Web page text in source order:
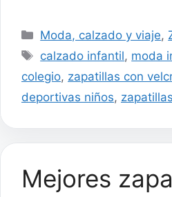
Categorías
Moda, calzado y viaje,
Etiquetas
calzado infantil, moda
colegio, zapatillas con
deportivas niños,
Mejores